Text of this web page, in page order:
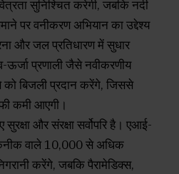
सुनिश्चित करेगी, जबकि नदी
पर वनीकरण अभियान का उद्देश्य
और जल प्रतिधारण में सुधार
प्रणाली जैसे नवीकरणीय
बिजली प्रदान करेंगे, जिससे
कमी आएगी।
और संरक्षा सर्वोपरि है। एआई-
वाले 10,000 से अधिक
करेंगे, जबकि पैरामेडिक्स,